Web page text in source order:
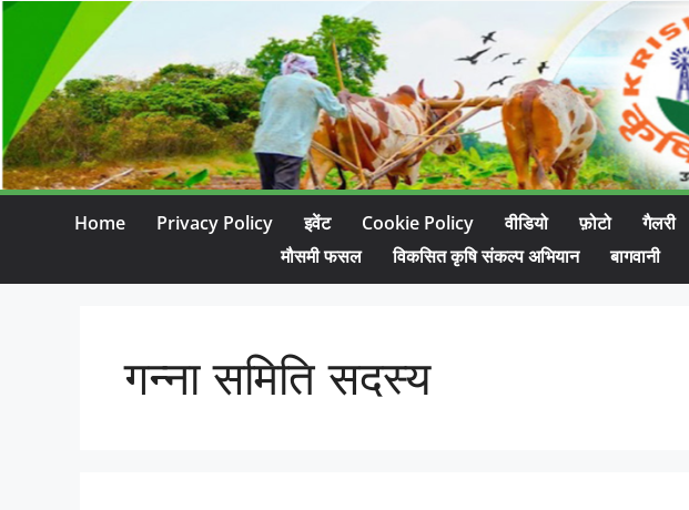
Home Privacy Policy इवेंट Cookie Policy वीडियो फ़ोटो गैलरी
मौसमी फसल
विकसित कृषि संकल्प अभियान बागवानी
गन्ना समिति सदस्य